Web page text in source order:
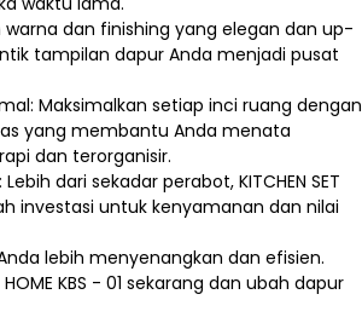
warna dan finishing yang elegan dan up-
tampilan dapur Anda menjadi pusat
Maksimalkan setiap inci ruang dengan
yang membantu Anda menata
dan terorganisir.
dari sekadar perabot, KITCHEN SET
investasi untuk kenyamanan dan nilai
lebih menyenangkan dan efisien.
HOME KBS - 01 sekarang dan ubah dapur